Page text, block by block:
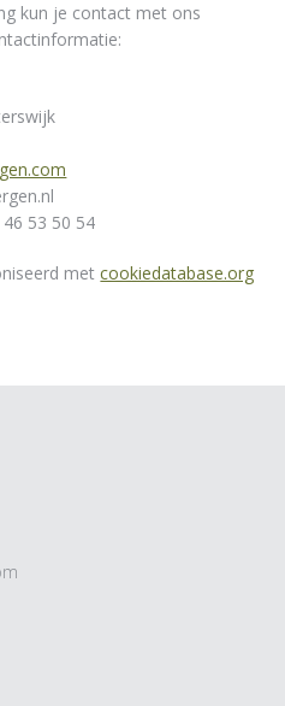
kun je contact met ons
53 50 54
metcookiedatabase.org